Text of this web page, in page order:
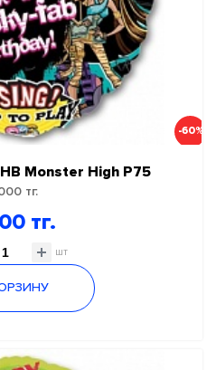
-60%
Monster High Р75
тг.
тг.
шт